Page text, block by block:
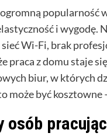
i wygodę.
Wi-Fi, brak
praca z domu staje
biur, w których
może być
osób